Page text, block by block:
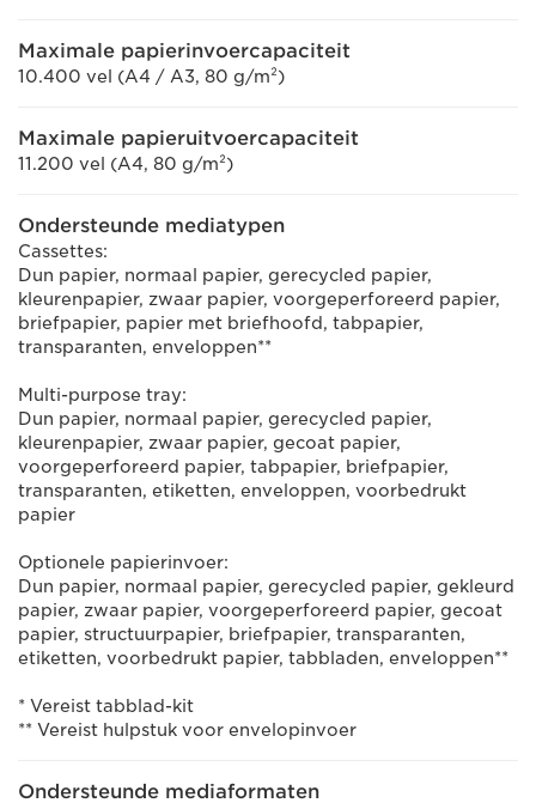
Maximale papierinvoercapaciteit
10.400 vel (A4 / A3, 80 g/m²)
Maximale papieruitvoercapaciteit
11.200 vel (A4, 80 g/m²)
Ondersteunde mediatypen
Cassettes:
Dun papier, normaal papier, gerecycled papier,
kleurenpapier, zwaar papier, voorgeperforeerd papier,
briefpapier, papier met briefhoofd, tabpapier,
transparanten, enveloppen**
Multi-purpose tray:
Dun papier, normaal papier, gerecycled papier,
kleurenpapier, zwaar papier, gecoat papier,
voorgeperforeerd papier, tabpapier, briefpapier,
transparanten, etiketten, enveloppen, voorbedrukt
papier
Optionele papierinvoer:
Dun papier, normaal papier, gerecycled papier, gekleurd
papier, zwaar papier, voorgeperforeerd papier, gecoat
papier, structuurpapier, briefpapier, transparanten,
etiketten, voorbedrukt papier, tabbladen, enveloppen**
* Vereist tabblad-kit
** Vereist hulpstuk voor envelopinvoer
Ondersteunde mediaformaten